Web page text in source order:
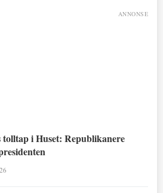
ANNONSE
i Huset: Republikanere